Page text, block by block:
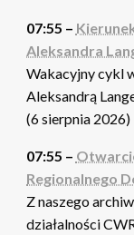
07:55 –
Aleksandra
Wakacyjny cykl
Aleksandrą
(6 sierpnia 2026)
07:55 –
Regionalnego
Z naszego
działalności